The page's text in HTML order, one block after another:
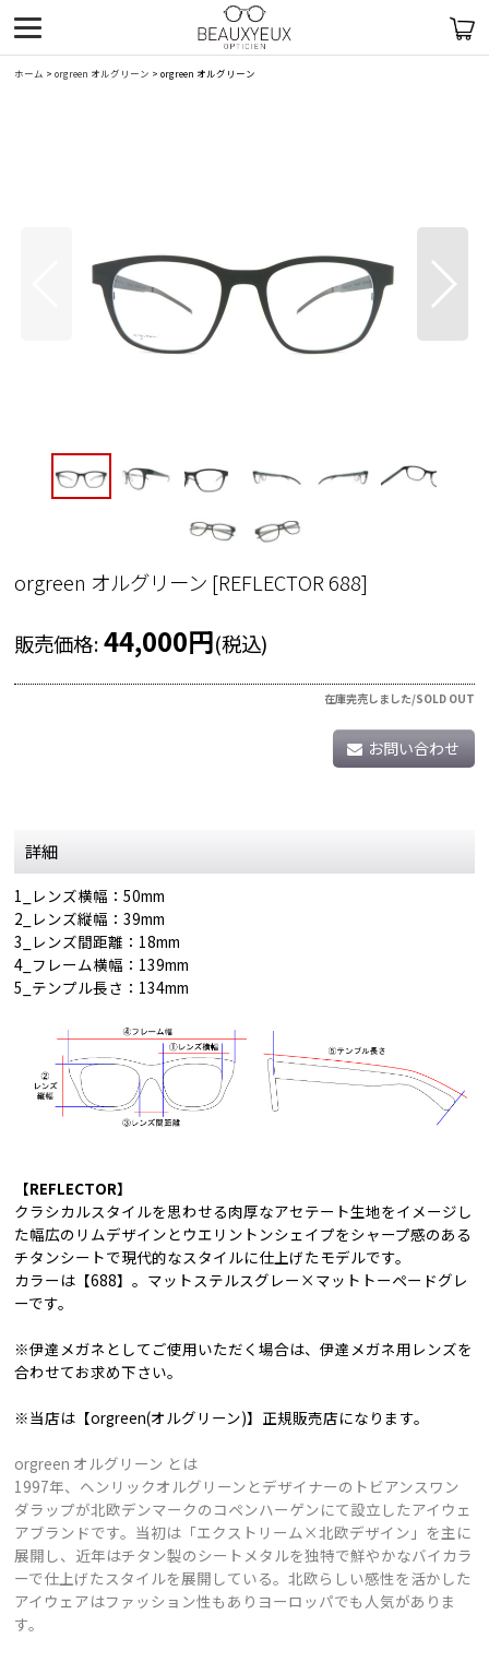
ホーム > orgreen オルグリーン > orgreen オルグリーン
orgreen オルグリーン [REFLECTOR 688]
販売価格: 44,000円(税込)
在庫完売しました/SOLD OUT
お問い合わせ
詳細
1_レンズ横幅：50mm
2_レンズ縦幅：39mm
3_レンズ間距離：18mm
4_フレーム横幅：139mm
5_テンプル長さ：134mm
【REFLECTOR】
クラシカルスタイルを思わせる肉厚なアセテート生地をイメージし
た幅広のリムデザインとウエリントンシェイプをシャープ感のある
チタンシートで現代的なスタイルに仕上げたモデルです。
カラーは【688】。マットステルスグレー×マットトーペードグレ
ーです。
※伊達メガネとしてご使用いただく場合は、伊達メガネ用レンズを
合わせてお求め下さい。
※当店は【orgreen(オルグリーン)】正規販売店になります。
orgreen オルグリーン とは
1997年、ヘンリックオルグリーンとデザイナーのトビアンスワン
ダラップが北欧デンマークのコペンハーゲンにて設立したアイウェ
アブランドです。当初は「エクストリーム×北欧デザイン」を主に
展開し、近年はチタン製のシートメタルを独特で鮮やかなバイカラ
ーで仕上げたスタイルを展開している。北欧らしい感性を活かした
アイウェアはファッション性もありヨーロッパでも人気がありま
す。